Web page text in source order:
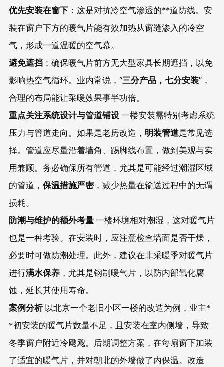
优先安装在窗下：这是对抗冷空气渗透的**道防线。安
装在窗户下方的暖气片能有效加热从窗缝渗入的冷空
气，形成一道温暖的空气幕。
避免遮挡：确保暖气片前方无大型家具长期遮挡，以免
影响热空气循环。业内常说，“三分产品，七分安装”，
合理的布局能让采暖效果事半功倍。
重点关注系统设计与管道铺设一楼安装需特别考虑系统
压力与管道走向。如果是老房改造， 明装管道是常见选
择。管道应尽量沿着墙角、踢脚线布置，做到美观与实
用兼顾。务必确保所有管道，尤其是可能经过潮湿区域
的管道， 保温措施严密，减少热量在输送过程中的无谓
损耗。
防潮与维护的额外考量一楼环境相对潮湿，这对暖气片
也是一种考验。在安装时，应注意检查墙面是否干燥，
必要时可做防潮处理。此外，建议在非采暖季对暖气片
进行满水保养，尤其是钢制暖气片，以防内部氧化腐
蚀，延长其使用寿命。
案例分析以北京一个老旧小区一楼的改造为例，业主*
*初安装的暖气片数量不足，且安装在室内侧墙，导致
冬季窗户附近冷飕飕。后期调整方案，在每扇窗下加装
了适宜的暖气片，并对朝北的外墙做了内保温。改造